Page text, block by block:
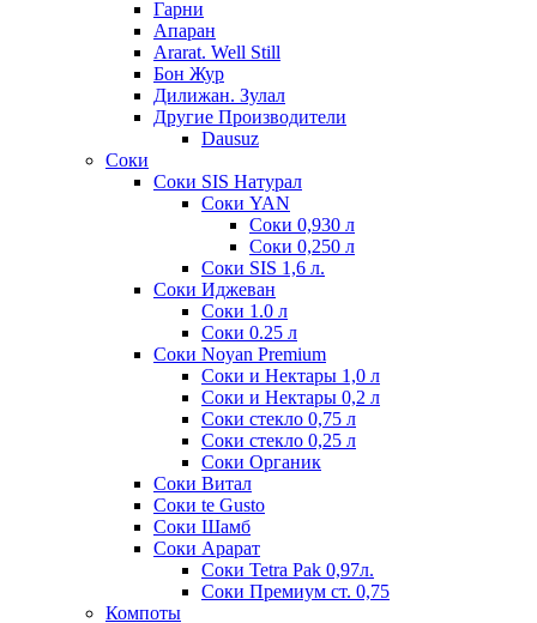
Гарни
Апаран
Ararat. Well Still
Бон Жур
Дилижан. Зулал
Другие Производители
Dausuz
Соки
Соки SIS Натурал
Соки YAN
Соки 0,930 л
Соки 0,250 л
Соки SIS 1,6 л.
Соки Иджеван
Соки 1.0 л
Соки 0.25 л
Соки Noyan Premium
Соки и Нектары 1,0 л
Соки и Нектары 0,2 л
Соки стекло 0,75 л
Соки стекло 0,25 л
Соки Органик
Соки Витал
Соки te Gusto
Соки Шамб
Соки Арарат
Соки Tetra Pak 0,97л.
Соки Премиум ст. 0,75
Компоты